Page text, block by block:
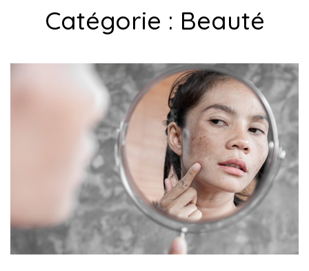
Catégorie : Beauté